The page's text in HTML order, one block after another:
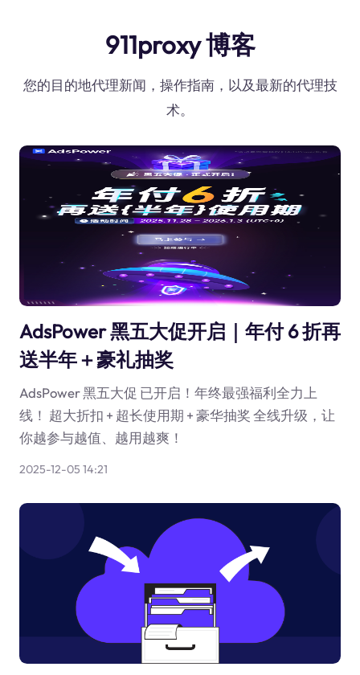
911proxy 博客
您的目的地代理新闻，操作指南，以及最新的代理技
术。
AdsPower 黑五大促开启｜年付 6 折再
送半年＋豪礼抽奖
AdsPower 黑五大促 已开启！年终最强福利全力上
线！ 超大折扣 + 超长使用期 + 豪华抽奖 全线升级，让
你越参与越值、越用越爽！
2025-12-05 14:21